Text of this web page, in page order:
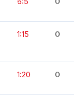
1:15 0
1:20 0